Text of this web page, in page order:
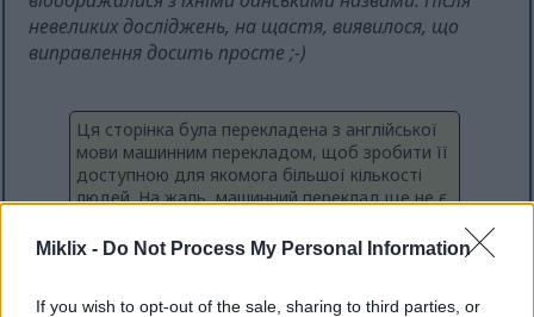
Miklix - Do Not Process My Personal Information
If you wish to opt-out of the sale, sharing to third parties, or
невеликих досліджень, на щастя, виявилося, що
виправлення досить просте ;-)
Ця сторінка була перекладена з англійської
мови машинним перекладом, щоб зробити її
доступною для якомога більшої кількості
людей. На жаль, машинний переклад ще не є
траплятися помилки. Якщо ви бажаєте, ви
можете переглянути оригінальну англійську